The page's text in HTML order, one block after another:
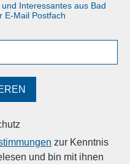
Interessantes aus Bad
E-Mail Postfach
zur Kenntnis
und bin mit ihnen